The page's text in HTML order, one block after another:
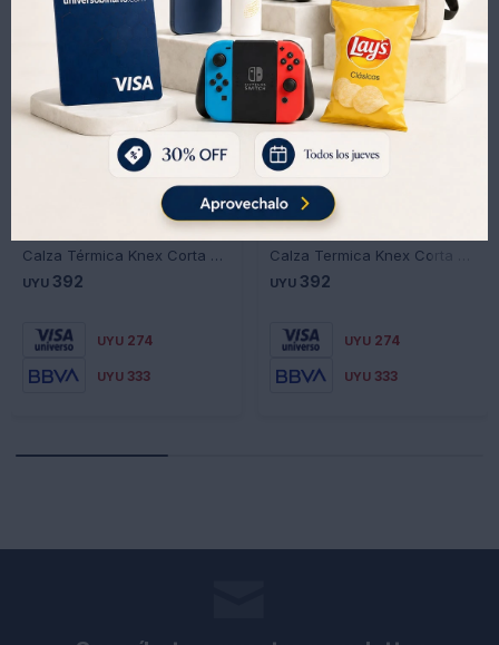
Calza Térmica Knex Corta Ctc-ng - NEGRO
UYU 392
UYU 274
UYU 333
UYU 392
UYU 274
UYU 333